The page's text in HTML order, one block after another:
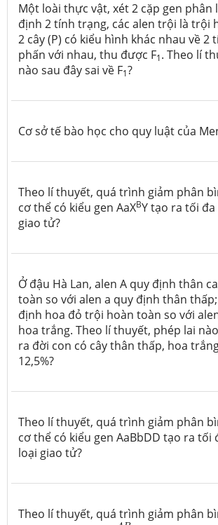
Một loài thực vật, xét 2 cặp gen phân
định 2 tính trạng, các alen trội là trội
2 cây (P) có kiểu hình khác nhau về 2
phấn với nhau, thu được F1. Theo lí
nào sau đây sai về F1?
Cơ sở tế bào học cho quy luật của
Theo lí thuyết, quá trình giảm phân
cơ thể có kiểu gen AaXBY tạo ra tối
giao tử?
Ở đậu Hà Lan, alen A quy định thân
toàn so với alen a quy định thân
định hoa đỏ trội hoàn toàn so với
hoa trắng. Theo lí thuyết, phép lai
ra đời con có cây thân thấp, hoa
12,5%?
Theo lí thuyết, quá trình giảm phân
cơ thể có kiểu gen AaBbDD tạo ra tối
loại giao tử?
Theo lí thuyết, quá trình giảm phân